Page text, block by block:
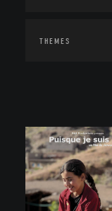
THEMES